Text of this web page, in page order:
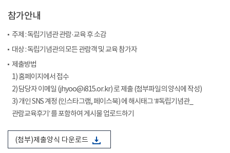
참가안내
주제 : 독립기념관 관람·교육 후 소감
대상 : 독립기념관의 모든 관람객 및 교육 참가자
제출방법
1) 홈페이지에서 접수
2) 담당자 이메일 (jhyoo@i815.or.kr) 로 제출 (첨부파일의 양식에 작성)
3) 개인 SNS 계정 (인스타그램, 페이스북) 에 해시태그 ‘#독립기념관_
관람교육후기’ 를 포함하여 게시물 업로드하기
(첨부)제출양식 다운로드